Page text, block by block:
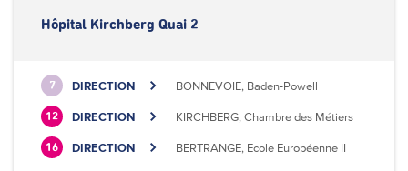
Hôpital Kirchberg Quai 2
7 DIRECTION BONNEVOIE, Baden-Powell
12 DIRECTION KIRCHBERG, Chambre des Métiers
16 DIRECTION BERTRANGE, Ecole Européenne II